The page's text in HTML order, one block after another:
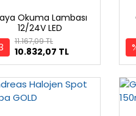
Okuma Lambası
12/24V LED
10.832,07 TL
11.167,09 TL